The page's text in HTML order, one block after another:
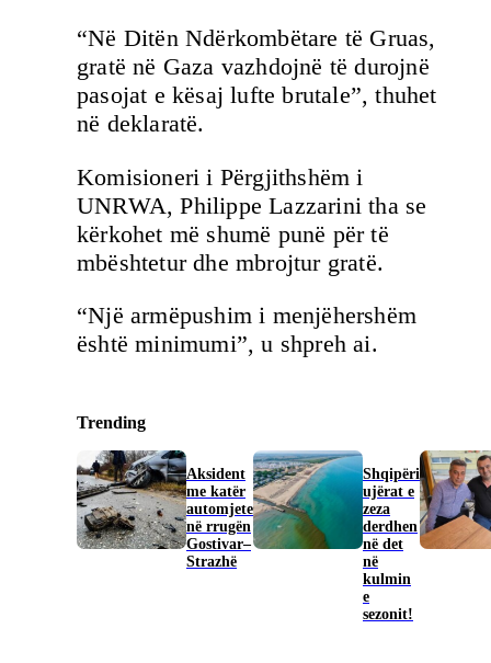
“Në Ditën Ndërkombëtare të Gruas,
gratë në Gaza vazhdojnë të durojnë
pasojat e kësaj lufte brutale”, thuhet
në deklaratë.
Komisioneri i Përgjithshëm i
UNRWA, Philippe Lazzarini tha se
kërkohet më shumë punë për të
mbështetur dhe mbrojtur gratë.
“Një armëpushim i menjëhershëm
është minimumi”, u shpreh ai.
Trending
Aksident
me katër
automjete
në rrugën
Gostivar–
Strazhë
Shqipëri
ujërat e
zeza
derdhen
në det
në
kulmin
e
sezonit!